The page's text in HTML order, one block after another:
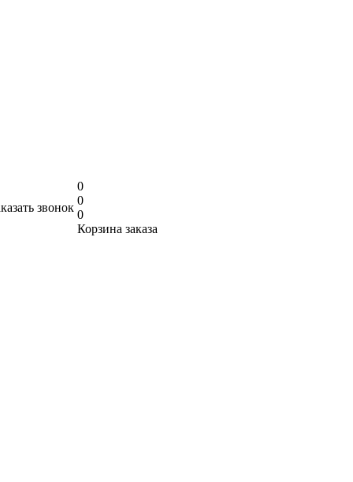
звонок
0
0
0
Корзина заказа